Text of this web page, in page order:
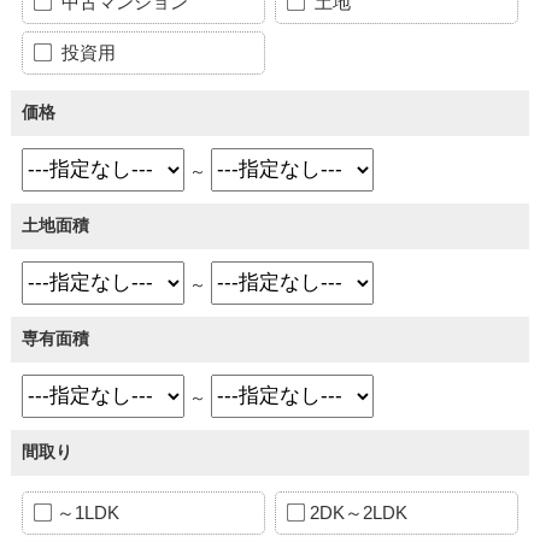
投資用
価格
～
土地面積
～
専有面積
～
間取り
～1LDK 2DK～2LDK